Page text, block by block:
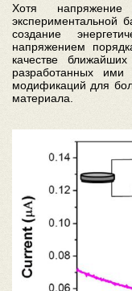
Хотя
экспериментальной
создание
напряжением
качестве
разработанных ими
модификаций для
материала.